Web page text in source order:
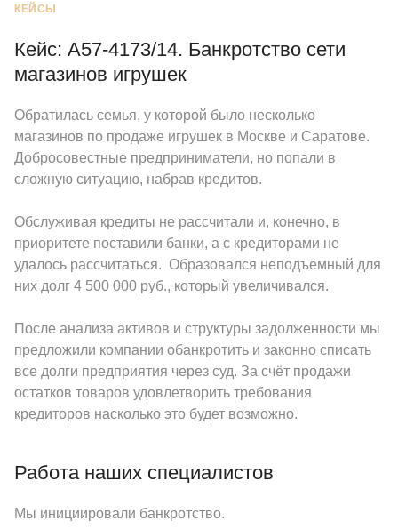
КЕЙСЫ
Кейс: А57-4173/14. Банкротство сети
магазинов игрушек
Обратилась семья, у которой было несколько
магазинов по продаже игрушек в Москве и Саратове.
Добросовестные предприниматели, но попали в
сложную ситуацию, набрав кредитов.
Обслуживая кредиты не рассчитали и, конечно, в
приоритете поставили банки, а с кредиторами не
удалось рассчитаться. Образовался неподъёмный для
них долг 4 500 000 руб., который увеличивался.
После анализа активов и структуры задолженности мы
предложили компании обанкротить и законно списать
все долги предприятия через суд. За счёт продажи
остатков товаров удовлетворить требования
кредиторов насколько это будет возможно.
Работа наших специалистов
Мы инициировали банкротство.